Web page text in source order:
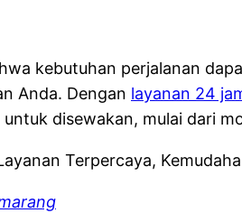
kebutuhan perjalanan
Anda. Dengan layanan 24
disewakan, mulai dari
Terpercaya,